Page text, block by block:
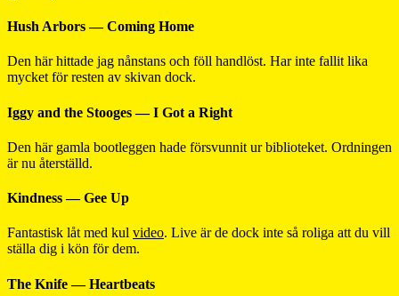
Hush Arbors — Coming Home
Den här hittade jag nånstans och föll handlöst. Har inte fallit lika
mycket för resten av skivan dock.
Iggy and the Stooges — I Got a Right
Den här gamla bootleggen hade försvunnit ur biblioteket. Ordningen
är nu återställd.
Kindness — Gee Up
Fantastisk låt med kul video. Live är de dock inte så roliga att du vill
ställa dig i kön för dem.
The Knife — Heartbeats